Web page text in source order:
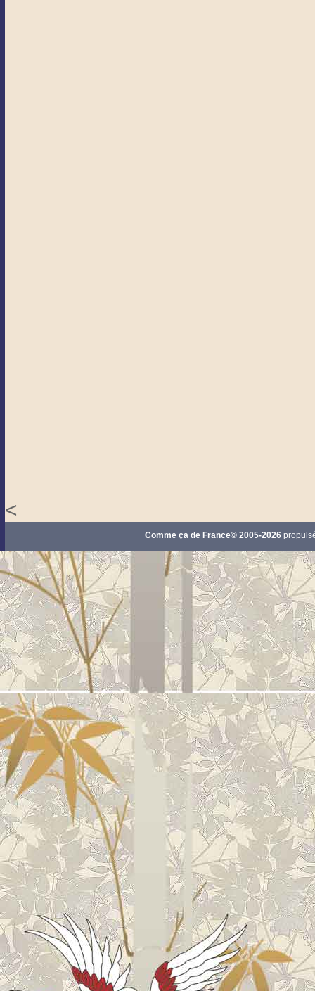
<
Comme ça de France© 2005-2026